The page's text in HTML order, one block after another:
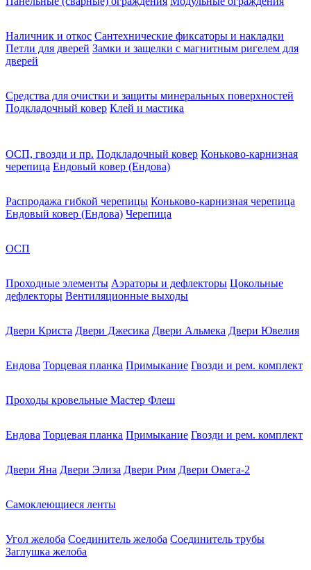
Наличник и откос Сантехнические фиксаторы и накладки
Петли для дверей Замки и защелки с магнитным ригелем для
дверей
Средства для очистки и защиты минеральных поверхностей
Подкладочный ковер Клей и мастика
ОСП, гвозди и пр. Подкладочный ковер Коньково-карнизная
черепица Ендовый ковер (Ендова)
Распродажа гибкой черепицы Коньково-карнизная черепица
Ендовый ковер (Ендова) Черепица
ОСП
Проходные элементы Аэраторы и дефлекторы Цокольные
дефлекторы Вентиляционные выходы
Двери Криста Двери Джесика Двери Альмека Двери Ювелия
Ендова Торцевая планка Примыкание Гвозди и рем. комплект
Проходы кровельные Мастер Флеш
Ендова Торцевая планка Примыкание Гвозди и рем. комплект
Двери Яна Двери Элиза Двери Рим Двери Омега-2
Самоклеющиеся ленты
Угол желоба Соединитель желоба Соединитель трубы
Заглушка желоба